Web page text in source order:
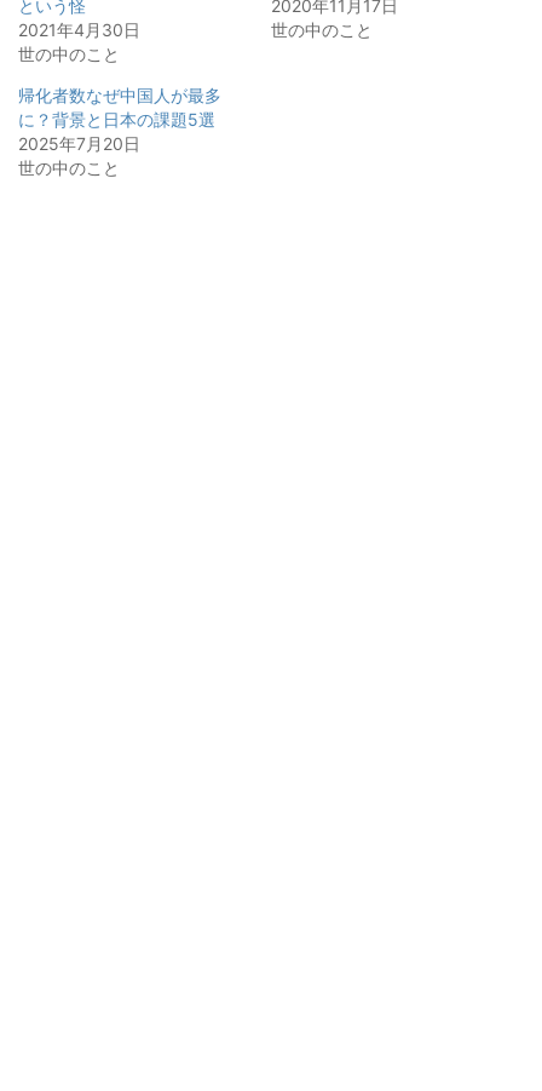
という怪
2021年4月30日
世の中のこと
2020年11月17日
世の中のこと
帰化者数なぜ中国人が最多
に？背景と日本の課題5選
2025年7月20日
世の中のこと